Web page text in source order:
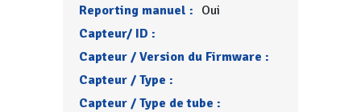
Reporting manuel : Oui
Capteur/ ID :
Capteur / Version du Firmware :
Capteur / Type :
Capteur / Type de tube :